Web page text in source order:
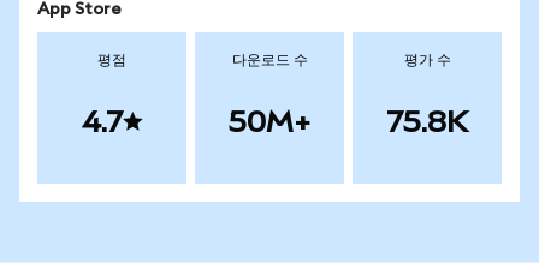
App Store
평점
4.7
다운로드 수
50M+
평가 수
75.8K